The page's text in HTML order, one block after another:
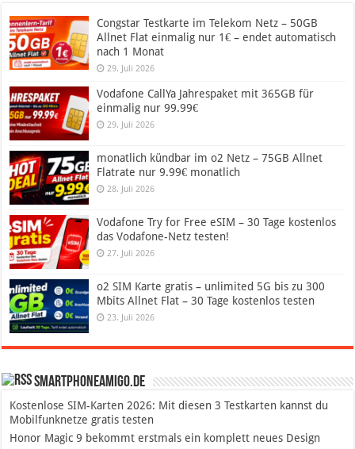
Congstar Testkarte im Telekom Netz – 50GB
Allnet Flat einmalig nur 1€ – endet automatisch
nach 1 Monat
29. Juli 2026
Vodafone CallYa Jahrespaket mit 365GB für
einmalig nur 99.99€
29. Juli 2026
monatlich kündbar im o2 Netz – 75GB Allnet
Flatrate nur 9.99€ monatlich
28. Juli 2026
Vodafone Try for Free eSIM – 30 Tage kostenlos
das Vodafone-Netz testen!
27. Juli 2026
o2 SIM Karte gratis – unlimited 5G bis zu 300
Mbits Allnet Flat – 30 Tage kostenlos testen
23. Juli 2026
SmartphoneAmigo.de
Kostenlose SIM-Karten 2026: Mit diesen 3 Testkarten kannst du
Mobilfunknetze gratis testen
Honor Magic 9 bekommt erstmals ein komplett neues Design